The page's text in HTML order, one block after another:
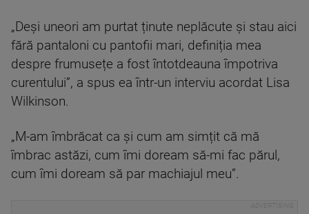
„Deși uneori am purtat ținute neplăcute și stau aici
fără pantaloni cu pantofii mari, definiția mea
despre frumusețe a fost întotdeauna împotriva
curentului”, a spus ea într-un interviu acordat Lisa
Wilkinson.
„M-am îmbrăcat ca și cum am simțit că mă
îmbrac astăzi, cum îmi doream să-mi fac părul,
cum îmi doream să par machiajul meu”.